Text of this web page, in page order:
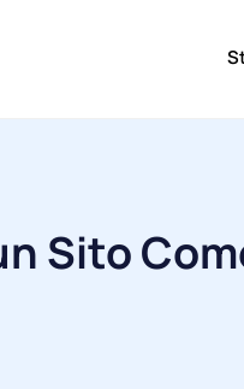
Sito